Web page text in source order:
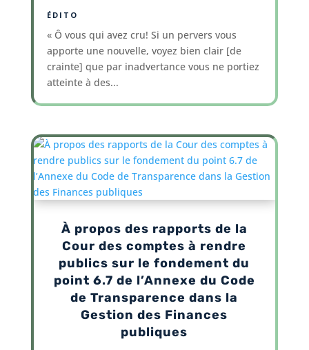
ÉDITO
« Ô vous qui avez cru! Si un pervers vous
apporte une nouvelle, voyez bien clair [de
crainte] que par inadvertance vous ne portiez
atteinte à des...
À propos des rapports de la
Cour des comptes à rendre
publics sur le fondement du
point 6.7 de l’Annexe du Code
de Transparence dans la
Gestion des Finances
publiques